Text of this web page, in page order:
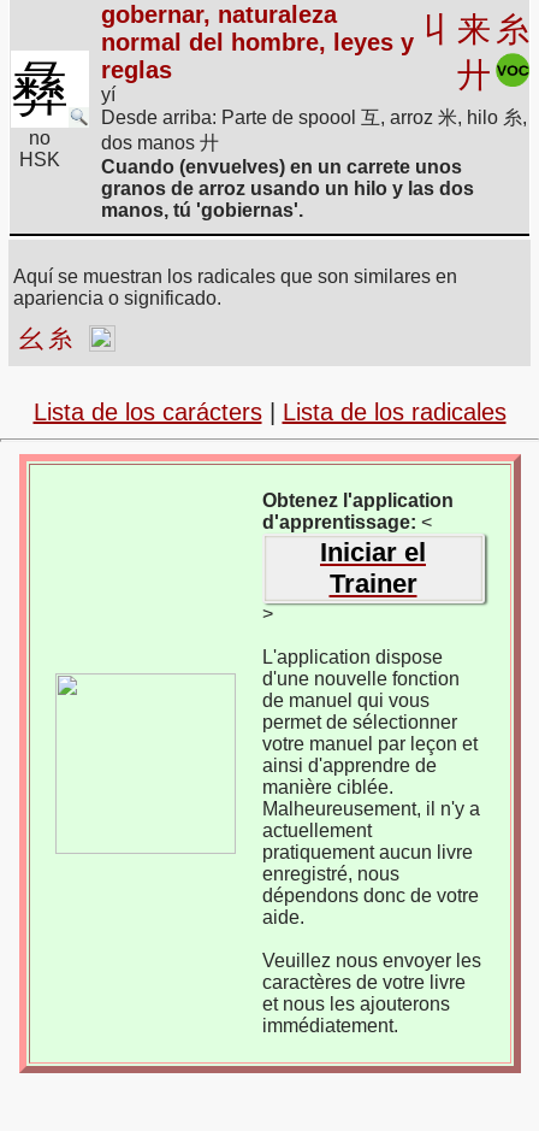
彝
no
HSK
gobernar, naturaleza
normal del hombre, leyes y
reglas
yí
丩 来 糸
廾
Desde arriba: Parte de spoool 互, arroz 米, hilo 糸,
dos manos 廾
Cuando (envuelves) en un carrete unos
granos de arroz usando un hilo y las dos
manos, tú 'gobiernas'.
Aquí se muestran los radicales que son similares en
apariencia o significado.
幺 糸
Lista de los carácters| Lista de los radicales
Obtenez l'application
d'apprentissage: <
Iniciar el
Trainer
>
L'application dispose
d'une nouvelle fonction
de manuel qui vous
permet de sélectionner
votre manuel par leçon et
ainsi d'apprendre de
manière ciblée.
Malheureusement, il n'y a
actuellement
pratiquement aucun livre
enregistré, nous
dépendons donc de votre
aide.
Veuillez nous envoyer les
caractères de votre livre
et nous les ajouterons
immédiatement.